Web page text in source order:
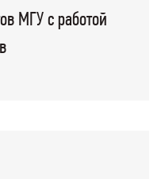
МГУ с работой